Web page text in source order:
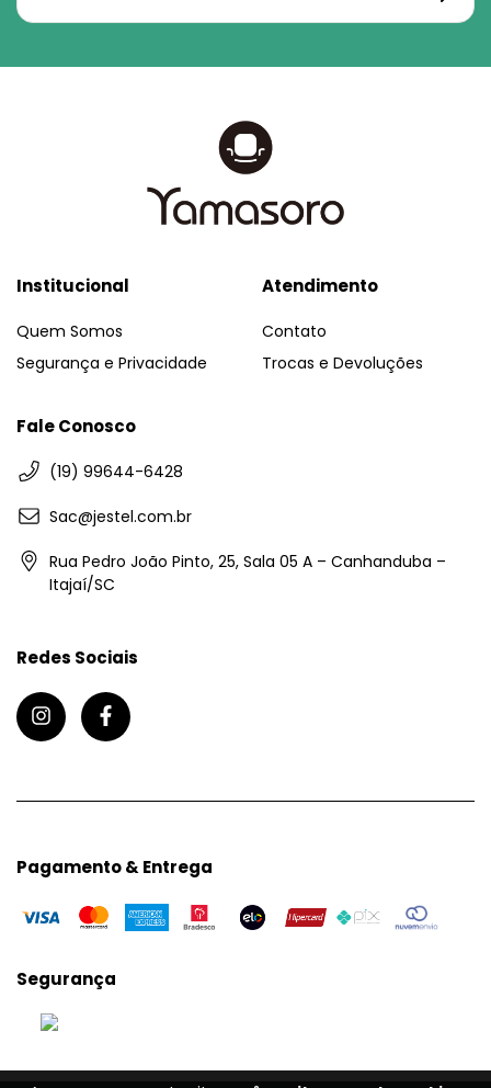
Institucional
Quem Somos
Segurança e Privacidade
Atendimento
Contato
Trocas e Devoluções
Fale Conosco
(19) 99644-6428
Sac@jestel.com.br
Rua Pedro João Pinto, 25, Sala 05 A – Canhanduba –
Itajaí/SC
Redes Sociais
Pagamento & Entrega
Segurança